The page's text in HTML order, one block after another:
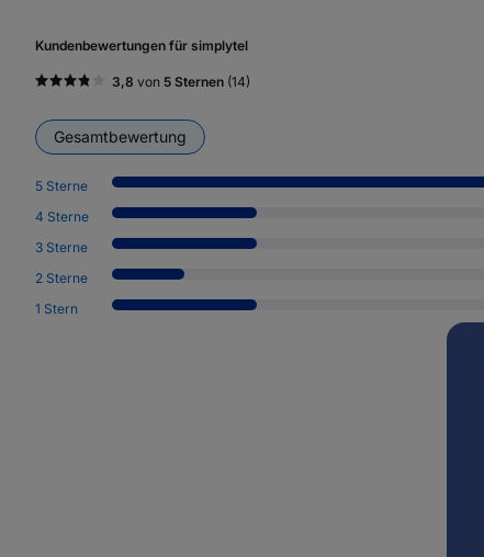
Kundenbewertungen für simplytel
3,8 von 5 Sternen (14)
Gesamtbewertung
5 Sterne
4 Sterne
3 Sterne
2 Sterne
1 Stern